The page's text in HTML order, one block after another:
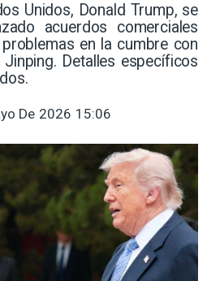
Unidos, Donald Trump, se
acuerdos comerciales
en la cumbre con
Detalles específicos
De 2026 15:06